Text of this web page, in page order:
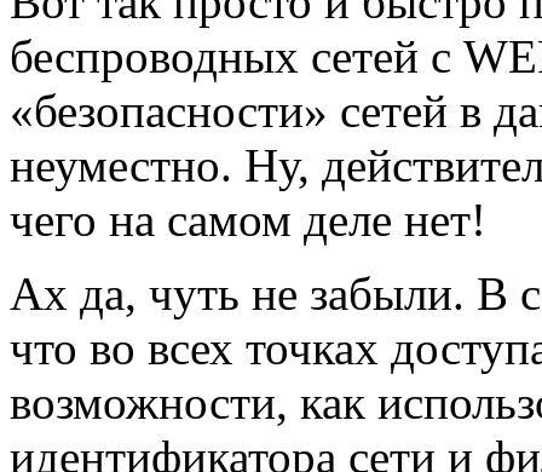
беспроводных сетей с
«безопасности» сетей в
неуместно. Ну,
чего на самом деле нет!
Ах да, чуть не забыли. В
что во всех точках
возможности, как
идентификатора сети и